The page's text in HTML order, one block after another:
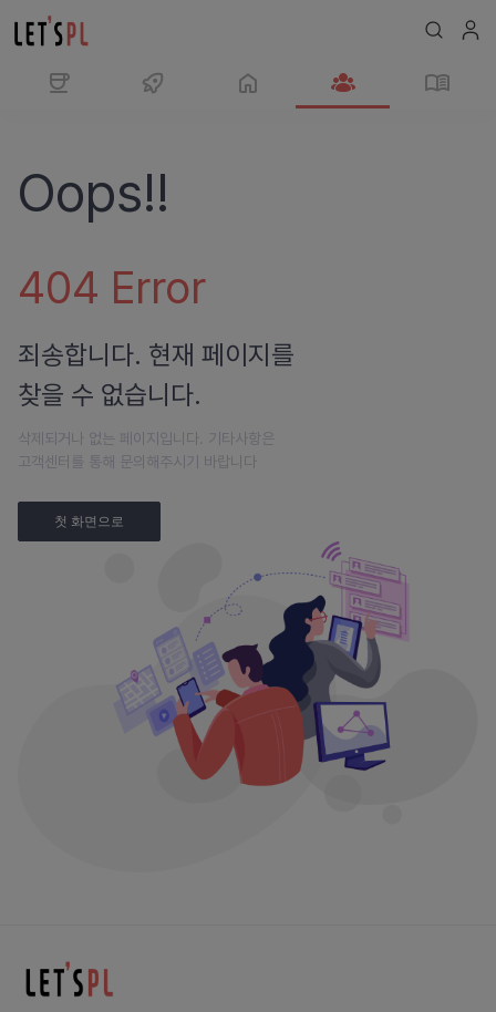
Oops!!
404 Error
죄송합니다. 현재 페이지를
찾을 수 없습니다.
삭제되거나 없는 페이지입니다. 기타사항은
고객센터를 통해 문의해주시기 바랍니다
첫 화면으로